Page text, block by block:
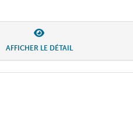
AFFICHER LE DÉTAIL